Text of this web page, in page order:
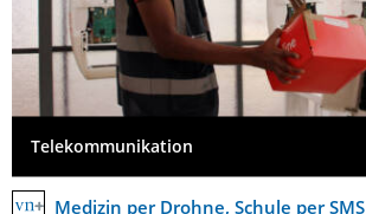
Telekommunikation
Medizin per Drohne, Schule per SMS